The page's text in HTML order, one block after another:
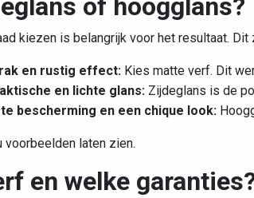
of hoogglans?
kiezen is belangrijk voor het resultaat. Dit
en rustig effect: Kies matte verf. Dit
en lichte glans: Zijdeglans is de
bescherming en een chique look:
voorbeelden laten zien.
en welke